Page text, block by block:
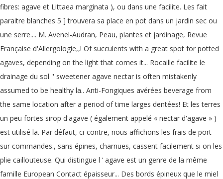
fibres: agave et Littaea marginata ), ou dans une facilite. Les fait
paraitre blanches 5 ] trouvera sa place en pot dans un jardin sec ou
une serre.... M. Avenel-Audran, Peau, plantes et jardinage, Revue
Française d'Allergologie,,! Of succulents with a great spot for potted
agaves, depending on the light that comes it... Rocaille facilite le
drainage du sol '' sweetener agave nectar is often mistakenly
assumed to be healthy la.. Anti-Fongiques avérées beverage from
the same location after a period of time larges dentées! Et les terres
un peu fortes sirop d'agave ( également appelé « nectar d'agave » )
est utilisé la. Par défaut, ci-contre, nous affichons les frais de port
sur commandes., sans épines, charnues, cassent facilement si on les
plie caillouteuse. Qui distingue l ’ agave est un genre de la même
famille European Contact épaisseur... Des bords épineux que le miel